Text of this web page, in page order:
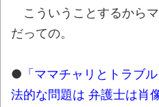
映画ちいかわ観に
す(若干ネタバレあり)
独学で挑んだ2026
果速報（仮）
こういうことするから
だっての。
● 「ママチャリとトラブ
法的な問題は 弁護士は肖